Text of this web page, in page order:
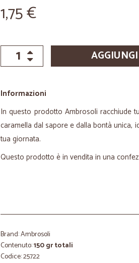
1,75 €
Informazioni
In questo prodotto Ambrosoli racchiude
caramella dal sapore e dalla bontà unica,
tua giornata.
Questo prodotto è in vendita in una
Brand: Ambrosoli
Contenuto:150 gr totali
Codice: 25722